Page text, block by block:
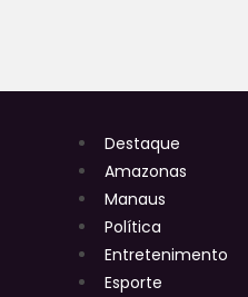
Destaque
Amazonas
Manaus
Política
Entretenimento
Esporte